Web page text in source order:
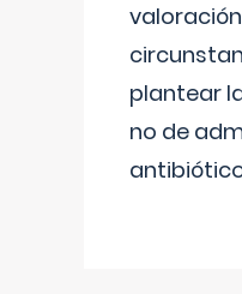
plantear
no de